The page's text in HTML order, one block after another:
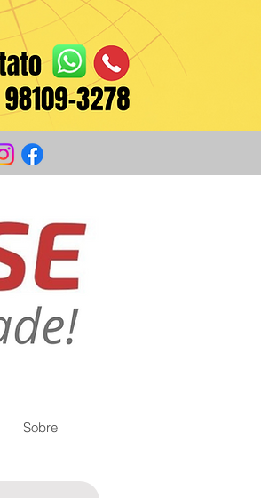
Sobre